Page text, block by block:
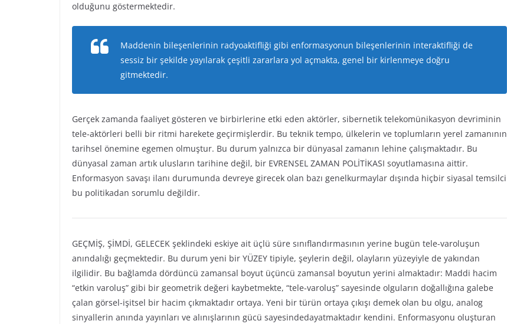
olduğunu göstermektedir.
Maddenin bileşenlerinin radyoaktifliği gibi enformasyonun bileşenlerinin interaktifliği de
sessiz bir şekilde yayılarak çeşitli zararlara yol açmakta, genel bir kirlenmeye doğru
gitmektedir.
Gerçek zamanda faaliyet gösteren ve birbirlerine etki eden aktörler, sibernetik telekomünikasyon devriminin
tele-aktörleri belli bir ritmi harekete geçirmişlerdir. Bu teknik tempo, ülkelerin ve toplumların yerel zamanının
tarihsel önemine egemen olmuştur. Bu durum yalnızca bir dünyasal zamanın lehine çalışmaktadır. Bu
dünyasal zaman artık ulusların tarihine değil, bir EVRENSEL ZAMAN POLİTİKASI soyutlamasına aittir.
Enformasyon savaşı ilanı durumunda devreye girecek olan bazı genelkurmaylar dışında hiçbir siyasal temsilci
bu politikadan sorumlu değildir.
GEÇMİŞ, ŞİMDİ, GELECEK şeklindeki eskiye ait üçlü süre sınıflandırmasının yerine bugün tele-varoluşun
anındalığı geçmektedir. Bu durum yeni bir YÜZEY tipiyle, şeylerin değil, olayların yüzeyiyle de yakından
ilgilidir. Bu bağlamda dördüncü zamansal boyut üçüncü zamansal boyutun yerini almaktadır: Maddi hacim
“etkin varoluş” gibi bir geometrik değeri kaybetmekte, “tele-varoluş” sayesinde olguların doğallığına galebe
çalan görsel-işitsel bir hacim çıkmaktadır ortaya. Yeni bir türün ortaya çıkışı demek olan bu olgu, analog
sinyallerin anında yayınları ve alınışlarının gücü sayesindedayatmaktadır kendini. Enformasyonu oluşturan